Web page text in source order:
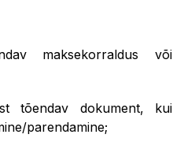
maksekorraldus või
tõendav dokument, kui
parendamine;